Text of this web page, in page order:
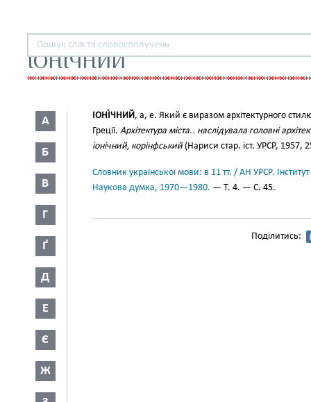
ІОНІЧНИЙ
А
Б
В
Г
Ґ
Д
Е
Є
Ж
ІОНІ́ЧНИЙ, а, е. Який є виразом архітектурного
Греції. Архітектура міста.. наслідувала головні
іонічний, корінфський (Нариси стар. іст. УРСР, 1957,
Словник української мови: в 11 тт. / АН УРСР.
Наукова думка, 1970—1980. — Т. 4. — С. 45.
Поділитись: